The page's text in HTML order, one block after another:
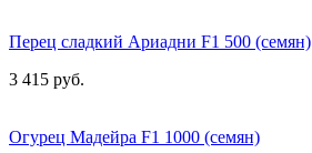
Перец сладкий Ариадни F1 500 (семян)
3 415 руб.
Огурец Мадейра F1 1000 (семян)